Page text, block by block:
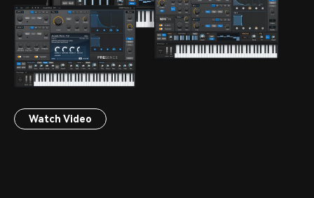
Watch Video